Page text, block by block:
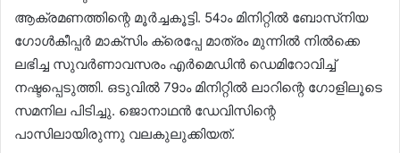
ആക്രമണത്തിന്റെ മൂർച്ചകൂട്ടി. 54ാം മിനിറ്റിൽ ബോസ്‌നിയ
ഗോൾകീപ്പർ മാക്‌സിം ക്രെപ്പേ മാത്രം മുന്നിൽ നിൽക്കെ
ലഭിച്ച സുവർണാവസരം എർമെഡിൻ ഡെമിറോവിച്ച്
നഷ്ടപ്പെടുത്തി. ഒടുവിൽ 79ാം മിനിറ്റിൽ ലാറിന്റെ ഗോളിലൂടെ
സമനില പിടിച്ചു. ജൊനാഥൻ ഡേവിസിന്റെ
പാസിലായിരുന്നു വലകുലുക്കിയത്.